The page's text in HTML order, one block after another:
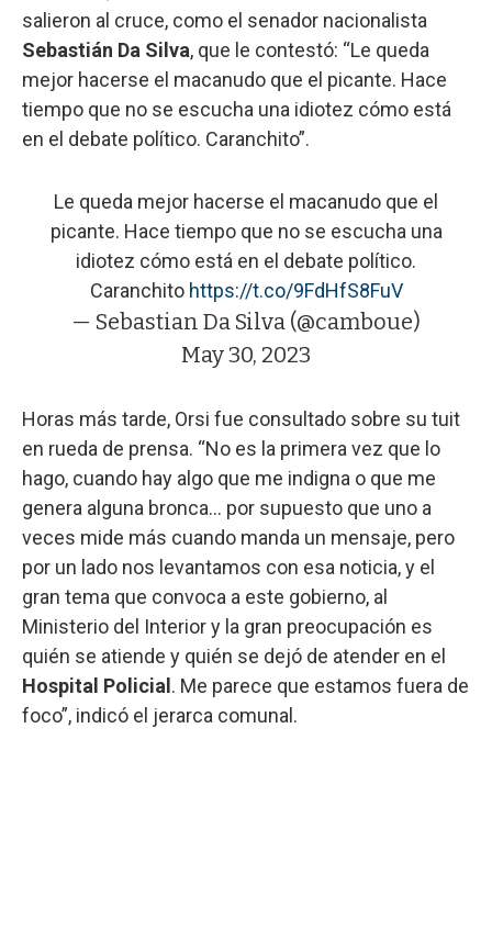
salieron al cruce, como el senador nacionalista
Sebastián Da Silva, que le contestó: “Le queda
mejor hacerse el macanudo que el picante. Hace
tiempo que no se escucha una idiotez cómo está
en el debate político. Caranchito”.
Le queda mejor hacerse el macanudo que el
picante. Hace tiempo que no se escucha una
idiotez cómo está en el debate político.
Caranchito https://t.co/9FdHfS8FuV
— Sebastian Da Silva (@camboue)
May 30, 2023
Horas más tarde, Orsi fue consultado sobre su tuit
en rueda de prensa. “No es la primera vez que lo
hago, cuando hay algo que me indigna o que me
genera alguna bronca... por supuesto que uno a
veces mide más cuando manda un mensaje, pero
por un lado nos levantamos con esa noticia, y el
gran tema que convoca a este gobierno, al
Ministerio del Interior y la gran preocupación es
quién se atiende y quién se dejó de atender en el
Hospital Policial . Me parece que estamos fuera de
foco”, indicó el jerarca comunal.